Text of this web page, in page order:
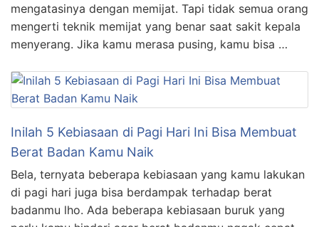
mengatasinya dengan memijat. Tapi tidak semua orang
mengerti teknik memijat yang benar saat sakit kepala
menyerang. Jika kamu merasa pusing, kamu bisa …
Inilah 5 Kebiasaan di Pagi Hari Ini Bisa Membuat
Berat Badan Kamu Naik
Bela, ternyata beberapa kebiasaan yang kamu lakukan
di pagi hari juga bisa berdampak terhadap berat
badanmu lho. Ada beberapa kebiasaan buruk yang